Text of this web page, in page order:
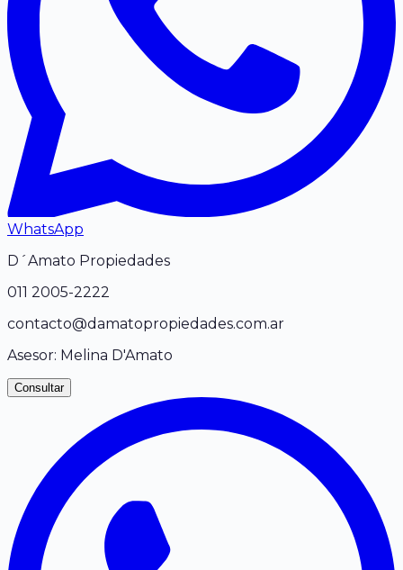
WhatsApp
D´Amato Propiedades
011 2005-2222
contacto@damatopropiedades.com.ar
Asesor: Melina D'Amato
Consultar